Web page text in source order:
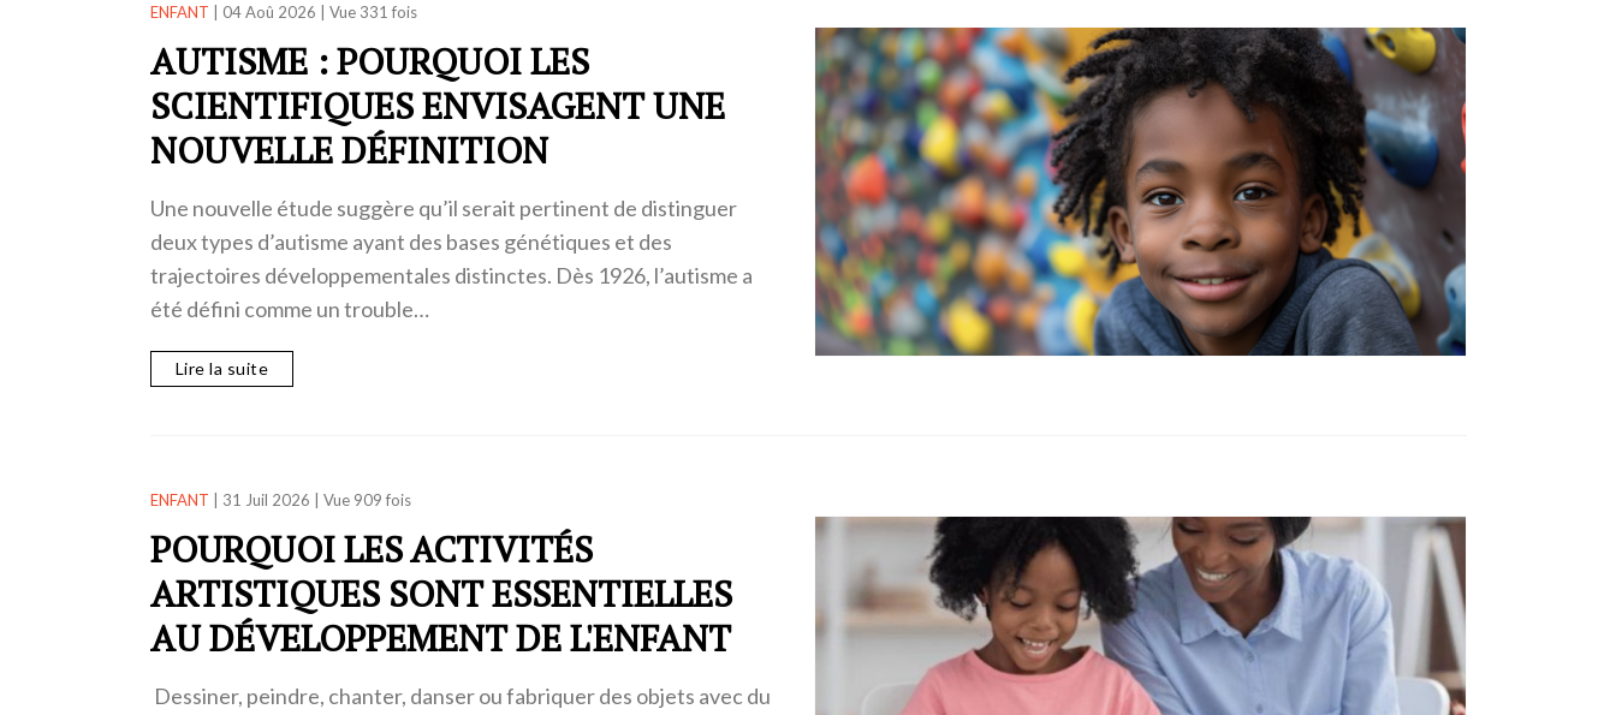
ENFANT 04 Aoû 2026 Vue 331 fois
AUTISME : POURQUOI LES
SCIENTIFIQUES ENVISAGENT UNE
NOUVELLE DÉFINITION
Une nouvelle étude suggère qu’il serait pertinent de distinguer
deux types d’autisme ayant des bases génétiques et des
trajectoires développementales distinctes. Dès 1926, l’autisme a
été défini comme un trouble…
Lire la suite
ENFANT 31 Juil 2026 Vue 909 fois
POURQUOI LES ACTIVITÉS
ARTISTIQUES SONT ESSENTIELLES
AU DÉVELOPPEMENT DE L'ENFANT
Dessiner, peindre, chanter, danser ou fabriquer des objets avec du